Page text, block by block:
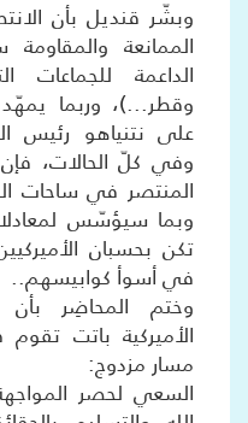
وبشّر قنديل بأن
الممانعة
الداعمة للجماعات
وقطر...)، وربما
على نتنياهو رئيس
وفي كلّ الحالات،
المنتصر في ساحات
وبما سيؤسّس
تكن بحسبان
في أسوأ كوابيسهم..
وختم المحاضِر بأن
الأميركية باتت
مسار مزدوج:
السعي لحصر